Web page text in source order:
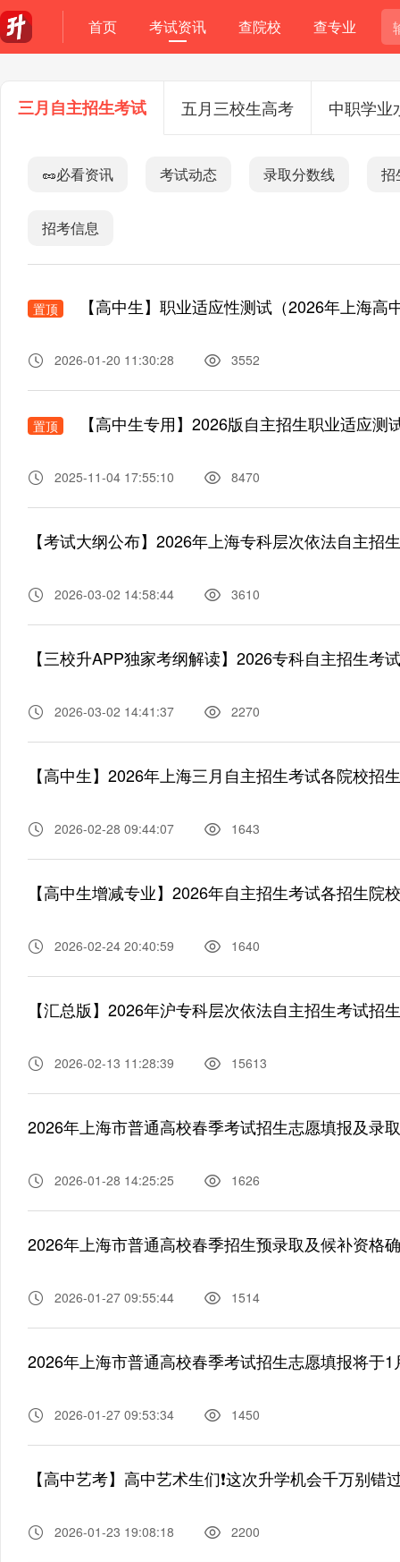
首页 考试资讯 查院校 查专业
三月自主招生考试 五月三校生高考 中职学业
🥜必看资讯 考试动态 录取分数线 招
招考信息
置顶 【高中生】职业适应性测试（2026年上海高中生
2026-01-20 11:30:28 3552
置顶 【高中生专用】2026版自主招生职业适应测
2025-11-04 17:55:10 8470
【考试大纲公布】2026年上海专科层次依法自主招
2026-03-02 14:58:44 3610
【三校升APP独家考纲解读】2026专科自主招生考
2026-03-02 14:41:37 2270
2026-02-28 09:44:07 1643
【高中生增减专业】2026年自主招生考试各招生院
2026-02-24 20:40:59 1640
【汇总版】2026年沪专科层次依法自主招生考试招
2026-02-13 11:28:39 15613
2026年上海市普通高校春季考试招生志愿填报及录
2026-01-28 14:25:25 1626
2026年上海市普通高校春季招生预录取及候补资格
2026-01-27 09:55:44 1514
2026年上海市普通高校春季考试招生志愿填报将于
2026-01-27 09:53:34 1450
【高中艺考】高中艺术生们❗️这次升学机会千万别错
2026-01-23 19:08:18 2200